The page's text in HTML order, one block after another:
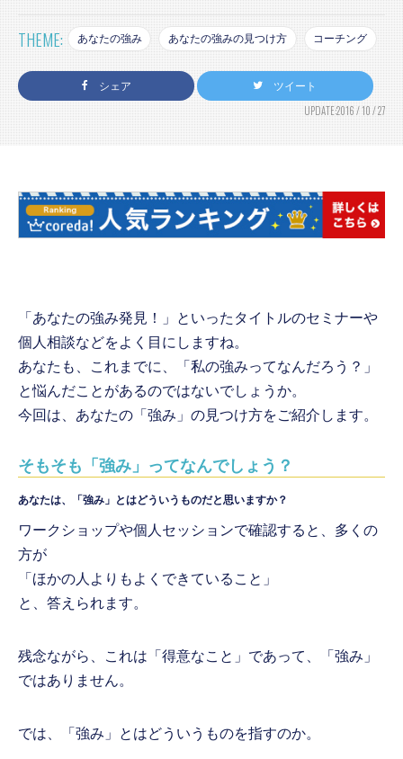
THEME: あなたの強み あなたの強みの見つけ方 コーチング
シェア ツイート
UPDATE:2016 / 10 / 27
「あなたの強み発見！」といったタイトルのセミナーや
個人相談などをよく目にしますね。
あなたも、これまでに、「私の強みってなんだろう？」
と悩んだことがあるのではないでしょうか。
今回は、あなたの「強み」の見つけ方をご紹介します。
そもそも「強み」ってなんでしょう？
あなたは、「強み」とはどういうものだと思いますか？
ワークショップや個人セッションで確認すると、多くの
方が
「ほかの人よりもよくできていること」
と、答えられます。
残念ながら、これは「得意なこと」であって、「強み」
ではありません。
では、「強み」とはどういうものを指すのか。